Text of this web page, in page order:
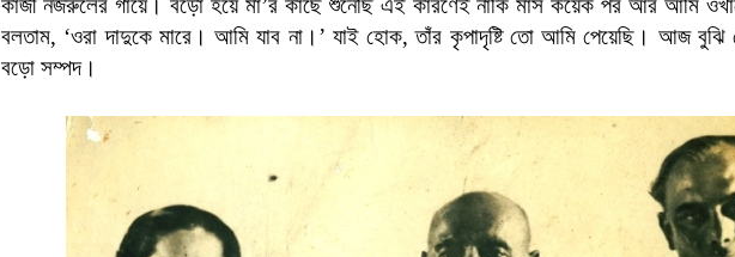
কাজী নজরুলের গায়ে। বড়ো হয়ে মা’র কাছে শুনেছি এই কারণেই নাকি মাস কয়েক পর আর আমি
বলতাম, ‘ওরা দাদুকে মারে। আমি যাব না।’ যাই হোক, তাঁর কৃপাদৃষ্টি তো আমি পেয়েছি। আজ
বড়ো সম্পদ।